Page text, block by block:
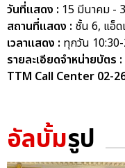
วันที่แสดง : 15 มีนาคม -
สถานที่แสดง : ชั้น 6, แอ็
เวลาแสดง : ทุกวัน
รายละเอียดจำหน่ายบัตร :
TTM Call Center 02-
อัลบั้มรูป